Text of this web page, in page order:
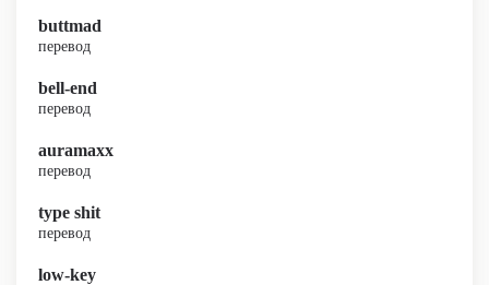
buttmad
перевод
bell-end
перевод
auramaxx
перевод
type shit
перевод
low-key